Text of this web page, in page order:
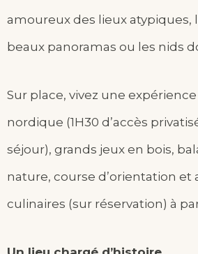
amoureux des lieux atypiques,
beaux panoramas ou les nids
Sur place, vivez une
nordique (1H30 d’accès
séjour), grands jeux en bois,
nature, course d’orientation et
culinaires (sur réservation) à